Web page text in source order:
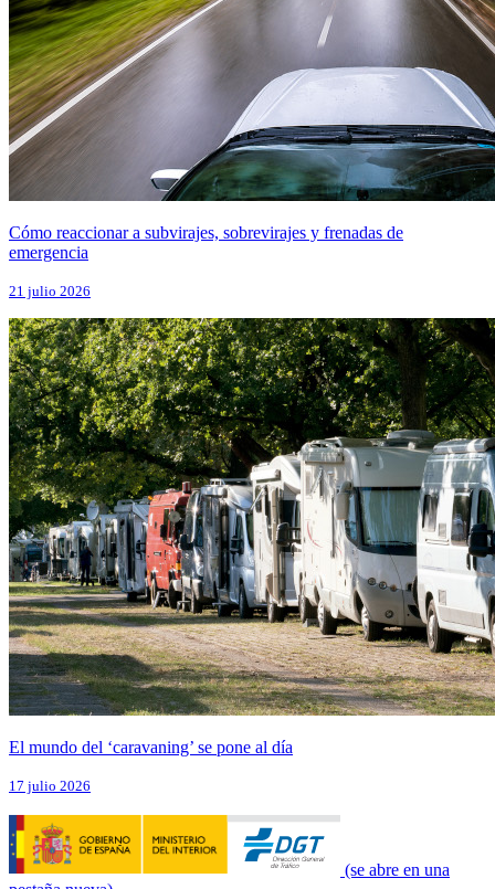
Cómo reaccionar a subvirajes, sobrevirajes y frenadas de
emergencia
21 julio 2026
El mundo del ‘caravaning’ se pone al día
17 julio 2026
(se abre en una